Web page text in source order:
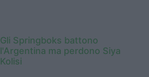
Gli Springboks battono
l'Argentina ma perdono Siya
Kolisi